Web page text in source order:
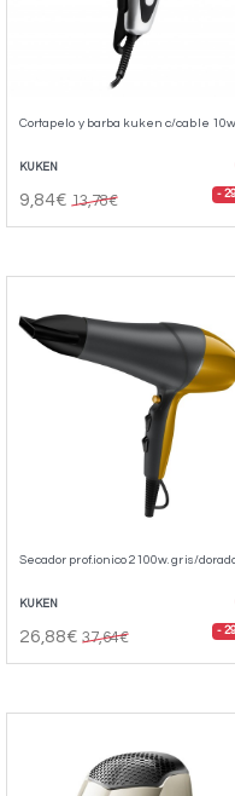
Cortapelo y barba kuken c/cable 10w
KUKEN
9,84€ 13,78€ -
Secador prof.ionico 2100w. gris/
KUKEN
26,88€ 37,64€ -